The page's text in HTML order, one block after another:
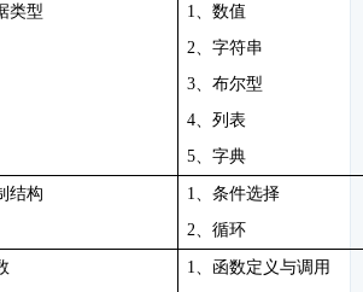
类型
1、数值
2、字符串
3、布尔型
4、列表
5、字典
结构
1、条件选择
2、循环
1、函数定义与调用